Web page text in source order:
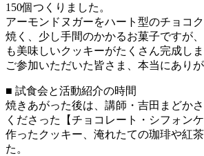
150個つくりました。
アーモンドヌガーをハート型のチョコ
焼く、少し手間のかかるお菓子ですが
も美味しいクッキーがたくさん完成しま
ご参加いただいた皆さま、本当にあり
■ 試食会と活動紹介の時間
焼きあがった後は、講師・吉田まどか
くださった【チョコレート・シフォン
作ったクッキー、淹れたての珈琲や紅
た。